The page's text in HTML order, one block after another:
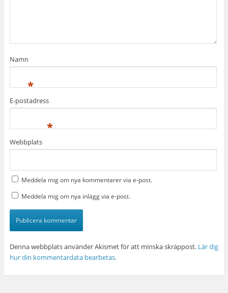
Namn
*
E-postadress
*
Webbplats
Meddela mig om nya kommentarer via e-post.
Meddela mig om nya inlägg via e-post.
Denna webbplats använder Akismet för att minska skräppost. Lär dig
hur din kommentardata bearbetas.